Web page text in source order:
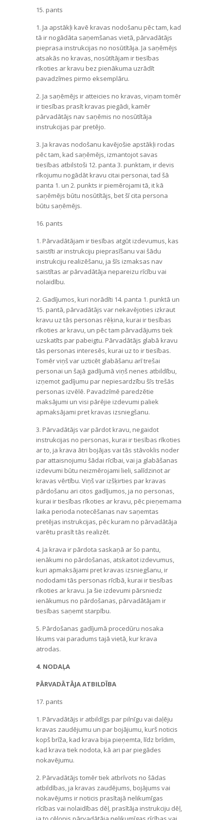
15. pants
1. Ja apstākļi kavē kravas nodošanu pēc tam, kad
tā ir nogādāta saņemšanas vietā, pārvadātājs
pieprasa instrukcijas no nosūtītāja. Ja saņēmējs
atsakās no kravas, nosūtītājam ir tiesības
rīkoties ar kravu bez pienākuma uzrādīt
pavadzīmes pirmo eksemplāru.
2. Ja saņēmējs ir atteicies no kravas, viņam tomēr
ir tiesības prasīt kravas piegādi, kamēr
pārvadātājs nav saņēmis no nosūtītāja
instrukcijas par pretējo.
3. Ja kravas nodošanu kavējošie apstākļi rodas
pēc tam, kad saņēmējs, izmantojot savas
tiesības atbilstoši 12. panta 3. punktam, ir devis
rīkojumu nogādāt kravu citai personai, tad šā
panta 1. un 2. punkts ir piemērojami tā, it kā
saņēmējs būtu nosūtītājs, bet šī cita persona
būtu saņēmējs.
16. pants
1. Pārvadātājam ir tiesības atgūt izdevumus, kas
saistīti ar instrukciju pieprasīšanu vai šādu
instrukciju realizēšanu, ja šīs izmaksas nav
saistītas ar pārvadātāja nepareizu rīcību vai
nolaidību.
2. Gadījumos, kuri norādīti 14. panta 1. punktā un
15. pantā, pārvadātājs var nekavējoties izkraut
kravu uz tās personas rēķina, kurai ir tiesības
rīkoties ar kravu, un pēc tam pārvadājums tiek
uzskatīts par pabeigtu. Pārvadātājs glabā kravu
tās personas interesēs, kurai uz to ir tiesības.
Tomēr viņš var uzticēt glabāšanu arī trešai
personai un šajā gadījumā viņš nenes atbildību,
izņemot gadījumu par nepiesardzību šīs trešās
personas izvēlē. Pavadzīmē paredzētie
maksājumi un visi pārējie izdevumi paliek
apmaksājami pret kravas izsniegšanu.
3. Pārvadātājs var pārdot kravu, negaidot
instrukcijas no personas, kurai ir tiesības rīkoties
ar to, ja krava ātri bojājas vai tās stāvoklis noder
par attaisnojumu šādai rīcībai, vai ja glabāšanas
izdevumi būtu neizmērojami lieli, salīdzinot ar
kravas vērtību. Viņš var izšķirties par kravas
pārdošanu ari citos gadījumos, ja no personas,
kurai ir tiesības rīkoties ar kravu, pēc pieņemama
laika perioda notecēšanas nav saņemtas
pretējas instrukcijas, pēc kuram no pārvadātāja
varētu prasīt tās realizēt.
4. Ja krava ir pārdota saskaņā ar šo pantu,
ienākumi no pārdošanas, atskaitot izdevumus,
kuri apmaksājami pret kravas izsniegšanu, ir
nododami tās personas rīcībā, kurai ir tiesības
rīkoties ar kravu. Ja šie izdevumi pārsniedz
ienākumus no pārdošanas, pārvadātājam ir
tiesības saņemt starpību.
5. Pārdošanas gadījumā procedūru nosaka
likums vai paradums tajā vietā, kur krava
atrodas.
4. NODAĻA
PĀRVADĀTĀJA ATBILDĪBA
17. pants
1. Pārvadātājs ir atbildīgs par pilnīgu vai daļēju
kravas zaudējumu un par bojājumu, kurš noticis
kopš brīža, kad krava bija pieņemta, līdz brīdim,
kad krava tiek nodota, kā ari par piegādes
nokavējumu.
2. Pārvadātājs tomēr tiek atbrīvots no šādas
atbildības, ja kravas zaudējums, bojājums vai
nokavējums ir noticis prasītajā nelikumīgas
rīcības vai nolaidības dēļ, prasītāja instrukciju dēļ,